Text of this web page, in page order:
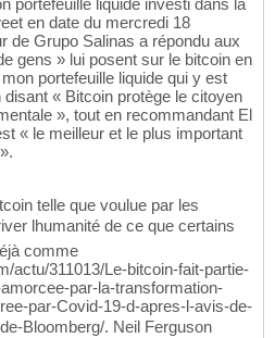
portefeuille liquide investi dans la
en date du mercredi 18
de Grupo Salinas a répondu aux
gens » lui posent sur le bitcoin en
portefeuille liquide qui y est
« Bitcoin protège le citoyen
», tout en recommandant El
« le meilleur et le plus important
telle que voulue par les
lhumanité de ce que certains
comme
actu/311013/Le-bitcoin-fait-partie-
par-la-transformation-
par-Covid-19-d-apres-l-avis-de-
Bloomberg/. Neil Ferguson 